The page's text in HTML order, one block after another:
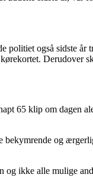
politiet også sidste år
Derudover
65 klip om dagen
og
ikke alle mulige